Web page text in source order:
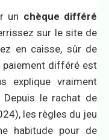
un chèque différé
sur le site de
en caisse, sûr de
paiement différé est
explique vraiment
Depuis le rachat de
les règles du jeu
habitude pour de